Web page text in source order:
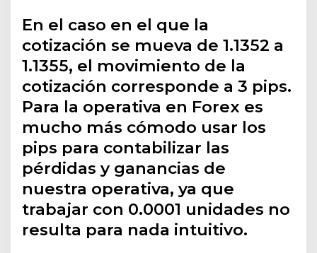
En el caso en el que la
cotización se mueva de 1.1352 a
1.1355, el movimiento de la
cotización corresponde a 3 pips.
Para la operativa en Forex es
mucho más cómodo usar los
pips para contabilizar las
pérdidas y ganancias de
nuestra operativa, ya que
trabajar con 0.0001 unidades no
resulta para nada intuitivo.